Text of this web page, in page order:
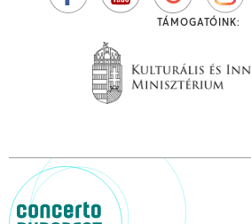
TÁMOGATÓINK: